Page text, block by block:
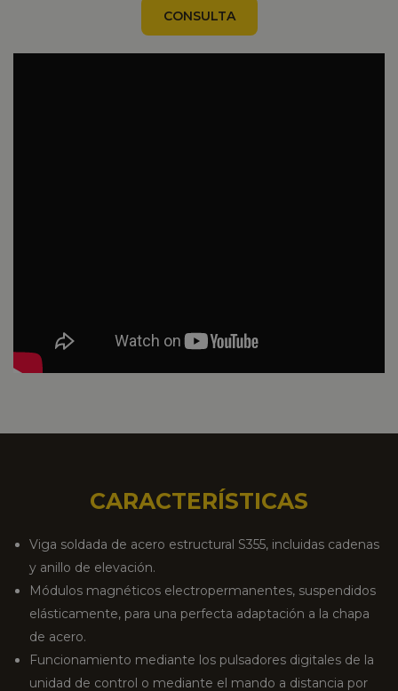
CONSULTA
CARACTERÍSTICAS
Viga soldada de acero estructural S355, incluidas cadenas
y anillo de elevación.
Módulos magnéticos electropermanentes, suspendidos
elásticamente, para una perfecta adaptación a la chapa
de acero.
Funcionamiento mediante los pulsadores digitales de la
unidad de control o mediante el mando a distancia por